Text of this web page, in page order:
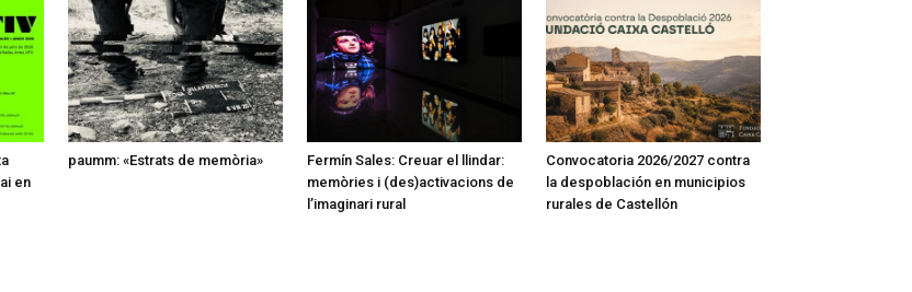
en
paumm: «Estrats de memòria»
Fermín Sales: Creuar el llindar:
memòries i (des)activacions de
l’imaginari rural
Convocatoria 2026/2027 contra
la despoblación en municipios
rurales de Castellón